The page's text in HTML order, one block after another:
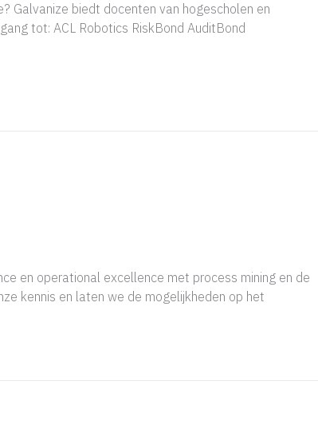
Galvanize biedt docenten van hogescholen en
tot: ACL Robotics RiskBond AuditBond
en operational excellence met process mining en de
kennis en laten we de mogelijkheden op het